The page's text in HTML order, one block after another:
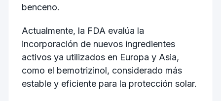
benceno.
Actualmente, la FDA evalúa la
incorporación de nuevos ingredientes
activos ya utilizados en Europa y Asia,
como el bemotrizinol, considerado más
estable y eficiente para la protección solar.